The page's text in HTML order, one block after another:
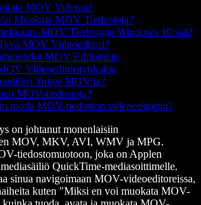
MOV Videota?
Muokata MOV Tiedostoja?
.MOV Tiedostoja Windows 10:ssä?
MOV Videoeditori?
MOV Editointiin
Videoeditorityökalua
Tukee MOV:ia?
MOV-tiedostoja?
tuoda MOV-tiedoston videoeditoriin?
on johtanut monenlaisiin
MOV, MKV, AVI, WMV ja MPG.
tiedostomuotoon, joka on Applen
QuickTime-mediasoittimelle.
sinua navigoimaan MOV-videoeditoreissa,
kuten "Miksi en voi muokata MOV-